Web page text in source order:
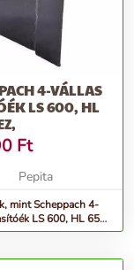
4-VÁLLAS
LS 600, HL
Ft
Pepita
mint Scheppach 4-
LS 600, HL 650-